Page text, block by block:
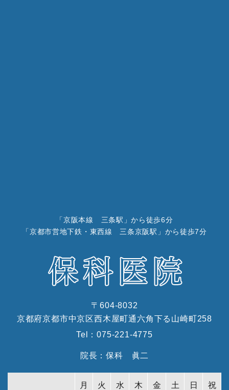
「京阪本線 三条駅」から徒歩6分
「京都市営地下鉄・東西線 三条京阪駅」から徒歩7分
〒604-8032
京都府京都市中京区西木屋町通六角下る山崎町258
Tel：075-221-4775
院長：保科 眞二
月 火 水 木 金 土 日 祝